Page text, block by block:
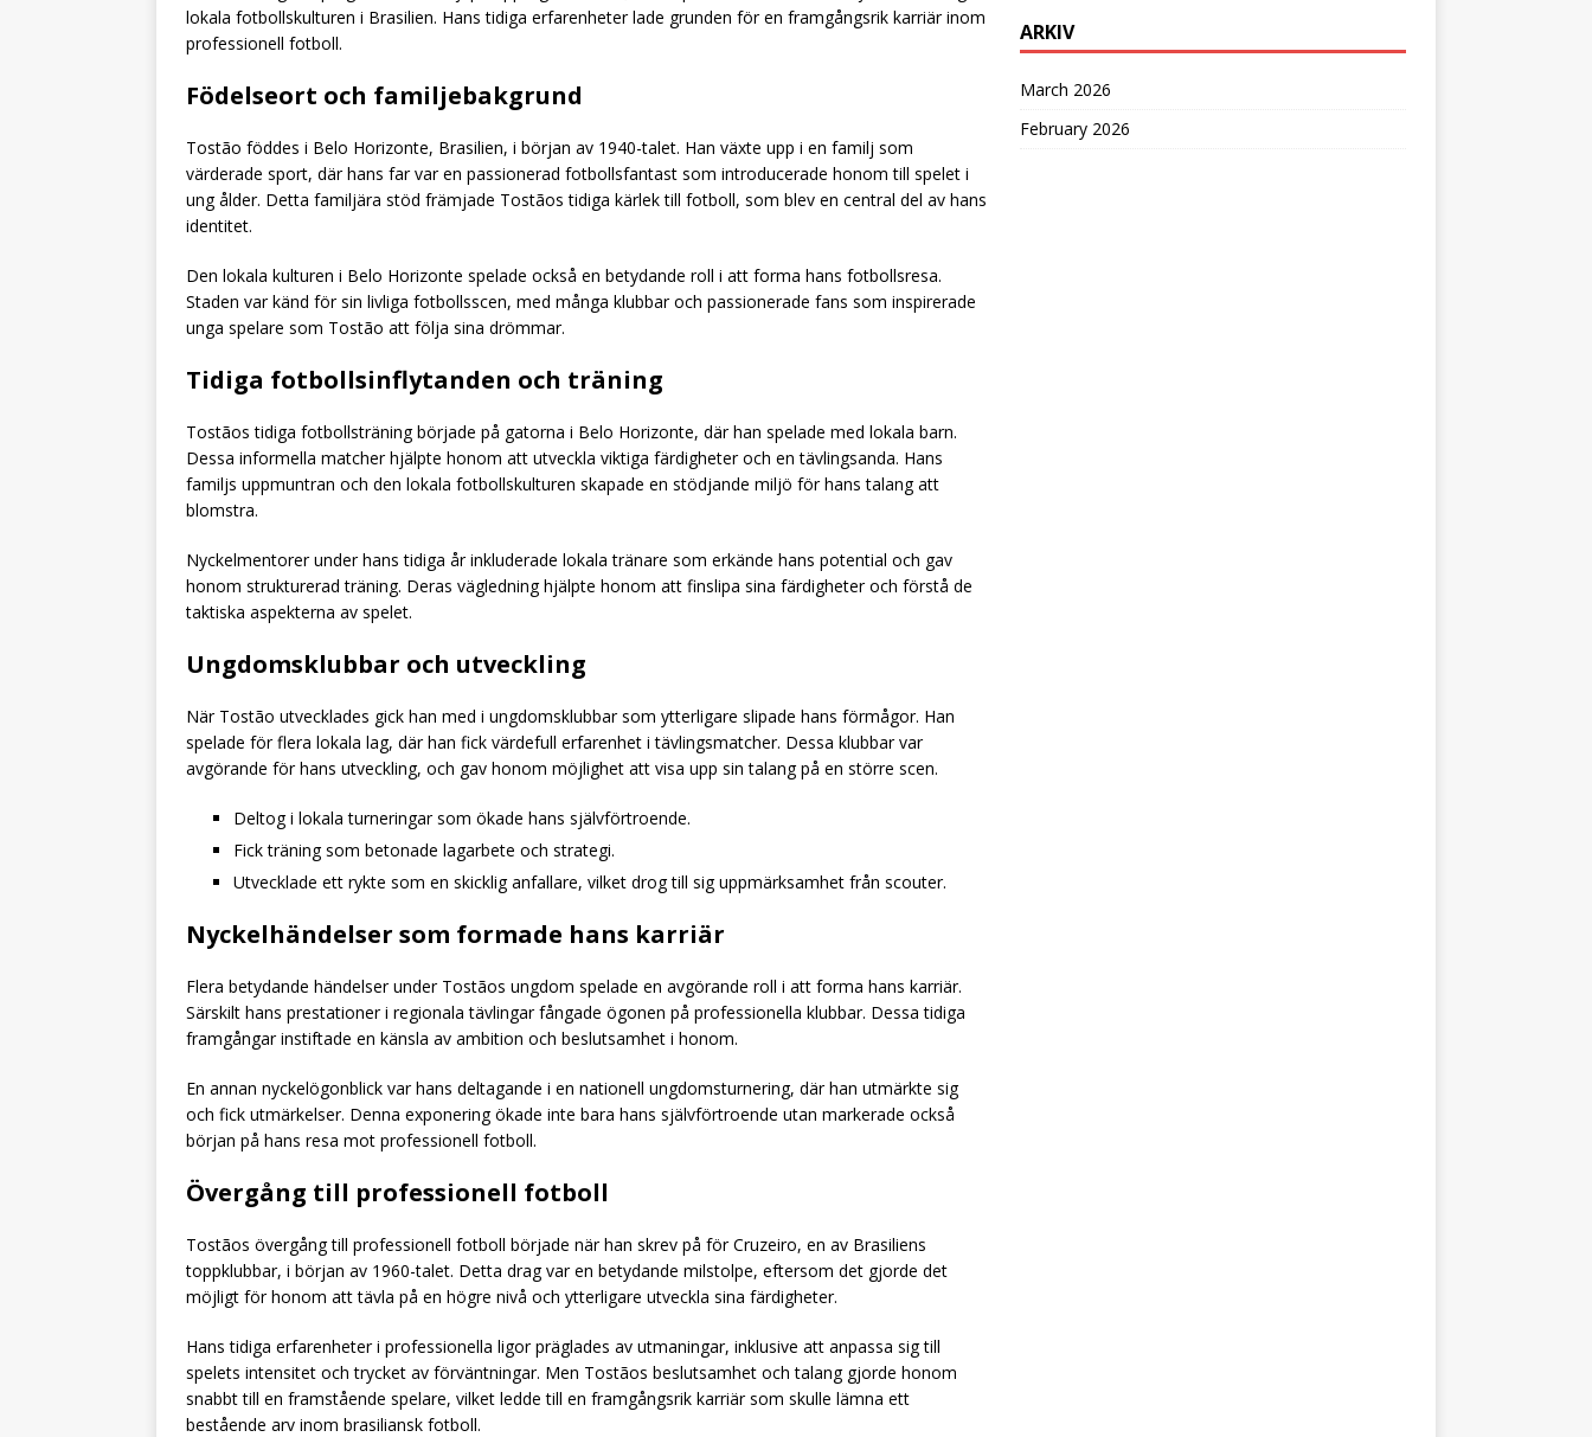
lokala fotbollskulturen i Brasilien. Hans tidiga erfarenheter lade grunden för en framgångsrik karriär inom
professionell fotboll.
Födelseort och familjebakgrund
Tostão föddes i Belo Horizonte, Brasilien, i början av 1940-talet. Han växte upp i en familj som
värderade sport, där hans far var en passionerad fotbollsfantast som introducerade honom till spelet i
ung ålder. Detta familjära stöd främjade Tostãos tidiga kärlek till fotboll, som blev en central del av hans
identitet.
Den lokala kulturen i Belo Horizonte spelade också en betydande roll i att forma hans fotbollsresa.
Staden var känd för sin livliga fotbollsscen, med många klubbar och passionerade fans som inspirerade
unga spelare som Tostão att följa sina drömmar.
Tidiga fotbollsinflytanden och träning
Tostãos tidiga fotbollsträning började på gatorna i Belo Horizonte, där han spelade med lokala barn.
Dessa informella matcher hjälpte honom att utveckla viktiga färdigheter och en tävlingsanda. Hans
familjs uppmuntran och den lokala fotbollskulturen skapade en stödjande miljö för hans talang att
blomstra.
Nyckelmentorer under hans tidiga år inkluderade lokala tränare som erkände hans potential och gav
honom strukturerad träning. Deras vägledning hjälpte honom att finslipa sina färdigheter och förstå de
taktiska aspekterna av spelet.
Ungdomsklubbar och utveckling
När Tostão utvecklades gick han med i ungdomsklubbar som ytterligare slipade hans förmågor. Han
spelade för flera lokala lag, där han fick värdefull erfarenhet i tävlingsmatcher. Dessa klubbar var
avgörande för hans utveckling, och gav honom möjlighet att visa upp sin talang på en större scen.
Deltog i lokala turneringar som ökade hans självförtroende.
Fick träning som betonade lagarbete och strategi.
Utvecklade ett rykte som en skicklig anfallare, vilket drog till sig uppmärksamhet från scouter.
Nyckelhändelser som formade hans karriär
Flera betydande händelser under Tostãos ungdom spelade en avgörande roll i att forma hans karriär.
Särskilt hans prestationer i regionala tävlingar fångade ögonen på professionella klubbar. Dessa tidiga
framgångar instiftade en känsla av ambition och beslutsamhet i honom.
En annan nyckelögonblick var hans deltagande i en nationell ungdomsturnering, där han utmärkte sig
och fick utmärkelser. Denna exponering ökade inte bara hans självförtroende utan markerade också
början på hans resa mot professionell fotboll.
Övergång till professionell fotboll
Tostãos övergång till professionell fotboll började när han skrev på för Cruzeiro, en av Brasiliens
toppklubbar, i början av 1960-talet. Detta drag var en betydande milstolpe, eftersom det gjorde det
möjligt för honom att tävla på en högre nivå och ytterligare utveckla sina färdigheter.
Hans tidiga erfarenheter i professionella ligor präglades av utmaningar, inklusive att anpassa sig till
spelets intensitet och trycket av förväntningar. Men Tostãos beslutsamhet och talang gjorde honom
snabbt till en framstående spelare, vilket ledde till en framgångsrik karriär som skulle lämna ett
bestående arv inom brasiliansk fotboll.
ARKIV
March 2026
February 2026